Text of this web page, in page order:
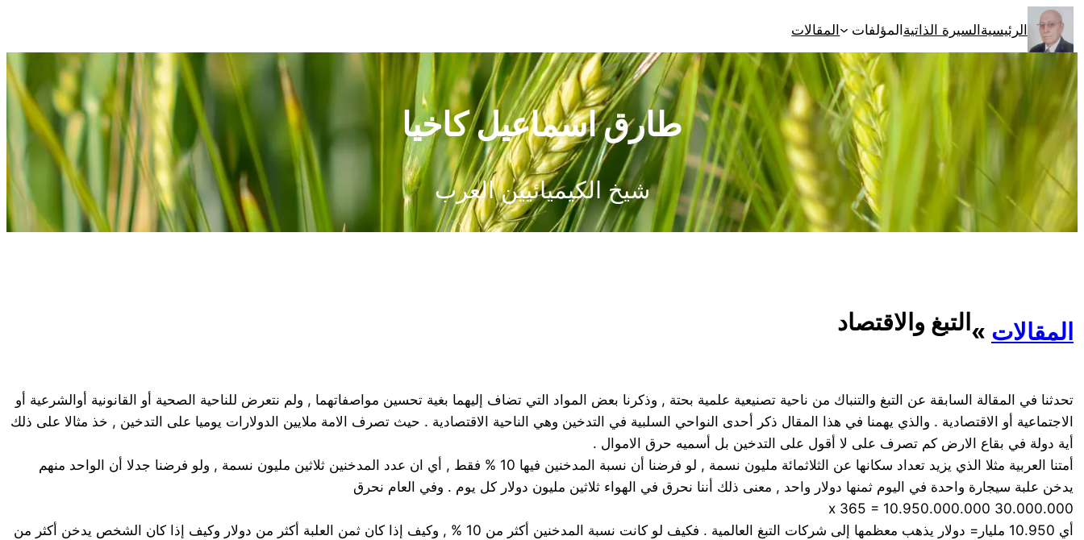
تخطى
إلى
المحتوى
الرئيسيةالسيرة الذاتيةالمؤلفات المقالات
طارق اسماعيل كاخيا
شيخ الكيميائيين العرب
المقالات »التبغ والاقتصاد
تحدثنا في المقالة السابقة عن التبغ والتنباك من ناحية تصنيعية علمية بحتة , وذكرنا بعض المواد التي تضاف إليهما بغية تحسين مواصفاتهما , ولم نتعرض للناحية الصحية أو القانونية أوالشرعية أو
الاجتماعية أو الاقتصادية . والذي يهمنا في هذا المقال ذكر أحدى النواحي السلبية في التدخين وهي الناحية الاقتصادية . حيث تصرف الامة ملايين الدولارات يوميا على التدخين , خذ مثالا على ذلك
أية دولة في بقاع الارض كم تصرف على لا أقول على التدخين بل أسميه حرق الاموال .
أمتنا العربية مثلا الذي يزيد تعداد سكانها عن الثلاثمائة مليون نسمة , لو فرضنا أن نسبة المدخنين فيها 10 % فقط , أي ان عدد المدخنين ثلاثين مليون نسمة , ولو فرضنا جدلا أن الواحد منهم
يدخن علبة سيجارة واحدة في اليوم ثمنها دولار واحد , معنى ذلك أننا نحرق في الهواء ثلاثين مليون دولار كل يوم . وفي العام نحرق
30.000.000 x 365 = 10.950.000.000
أي 10.950 مليار= دولار يذهب معظمها إلى شركات التبغ العالمية . فكيف لو كانت نسبة المدخنين أكثر من 10 % , وكيف إذا كان ثمن العلبة أكثر من دولار وكيف إذا كان الشخص يدخن أكثر من